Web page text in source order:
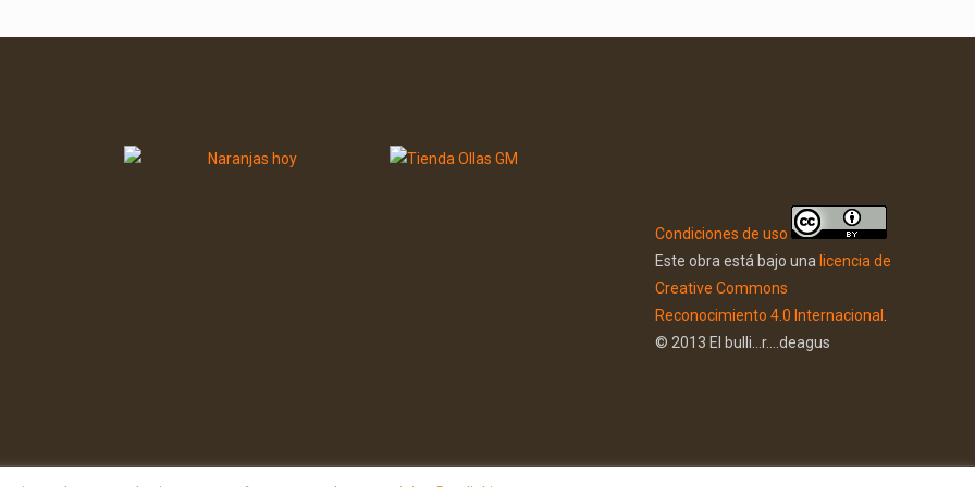
Condiciones de uso
Este obra está bajo una licencia de
Creative Commons
Reconocimiento 4.0 Internacional
© 2013 El bulli...r....deagus